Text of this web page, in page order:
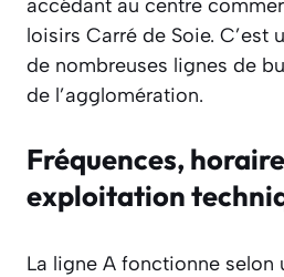
accédant au centre
loisirs Carré de Soie. C’est
de nombreuses lignes de
de l’agglomération.
Fréquences,
exploitation
La ligne A fonctionne selon